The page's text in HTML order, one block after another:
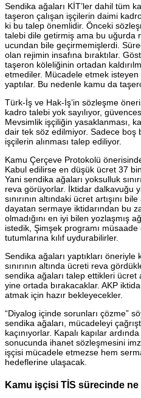
Sendika ağaları KİT’ler dahil tüm
taşeron çalışan işçilerin daimi
ki bu talep önemlidir. Önceki
talebi dile getirmiş ama bu uğurda
ucundan bile geçirmemişlerdi.
olan rejimin insafına bıraktılar.
taşeron köleliğinin ortadan
etmediler. Mücadele etmek
yaptılar. Bu nedenle kamu da
Türk-İş ve Hak-İş’in sözleşme
kadro talebi yok sayılıyor,
Mevsimlik işçiliğin yasaklanması,
dair tek söz edilmiyor. Sadece boş
işçilerin alınması talep ediliyor.
Kamu Çerçeve Protokolü
Kabul edilirse en düşük ücret 37 bin
Yani sendika ağaları yoksulluk
reva görüyorlar. İktidar dalkavuğu
sınırının altındaki ücret artışını
dayatan sermaye iktidarından bu
olmadığını en iyi bilen yozlaşmış
istedik, Şimşek programı
tutumlarına kılıf uydurabilirler.
Sendika ağaları yaptıkları
sınırının altında ücreti reva
sendika ağaları talep ettikleri ücret
yine ortada bırakacaklar. AKP
atmak için hazır bekleyecekler.
“Diyalog içinde sorunları çözme”
sendika ağaları, mücadeleyi
kaçınıyorlar. Kapalı kapılar
sonucunda ihanet sözleşmesini
işçisi mücadele etmezse hem
hedeflerine ulaşacak.
Kamu işçisi TİS sürecinde ne